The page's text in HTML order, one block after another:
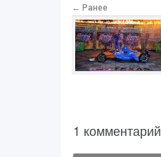
← Ранее
1 комментарий